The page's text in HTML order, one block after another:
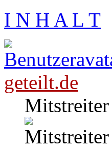
I N H A L T
geteilt.de
Mitstreiter